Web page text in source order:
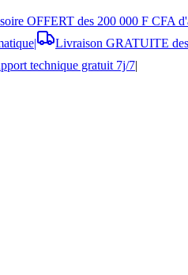
OFFERT des 200 000 F CFA
| Livraison GRATUITE
technique gratuit 7j/7|